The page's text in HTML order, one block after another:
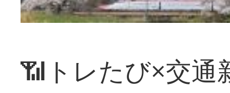
📶トレたび×交通